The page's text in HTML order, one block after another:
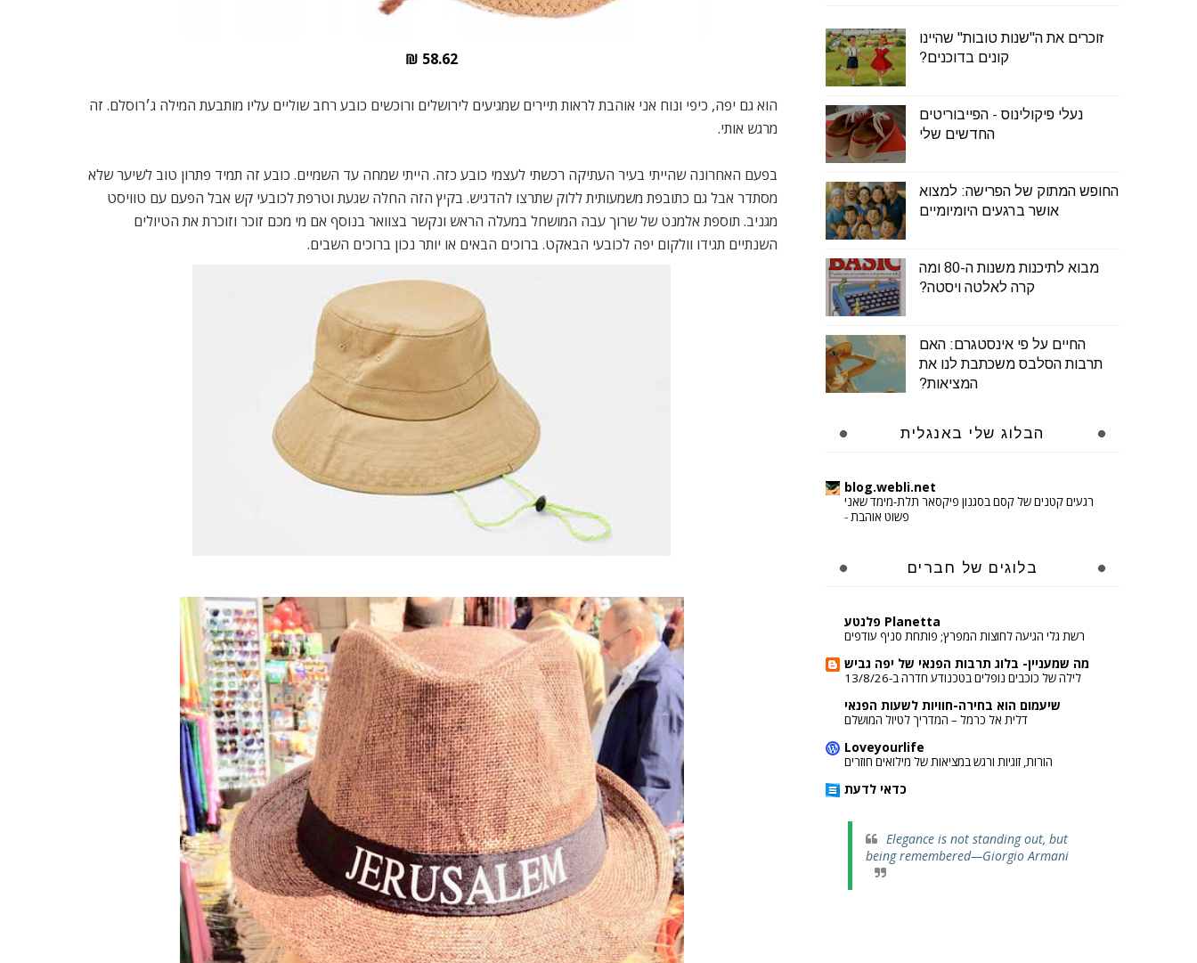
58.62 ₪
הוא גם יפה, כיפי ונוח אני אוהבת לראות תיירים שמגיעים לירושלים ורוכשים כובע רחב שוליים עליו מותבעת המילה ג׳רוסלם. זה
מרגש אותי.
בפעם האחרונה שהייתי בעיר העתיקה רכשתי לעצמי כובע כזה. הייתי שמחה עד השמיים. כובע זה תמיד פתרון טוב לשיער שלא
מסתדר אבל גם כתובפת משמעותית ללוק שתרצו להדגיש. בקיץ הזה החלה שגעת וטרפת לכובעי קש אבל הפעם עם טוויסט
מגניב. תוספת אלמנט של שרוך עבה המושחל במעלה הראש ונקשר בצוואר בנוסף אם מי מכם זוכר וזוכרת את הטיולים
השנתיים תגידו וולקום יפה לכובעי הבאקט. ברוכים הבאים או יותר נכון ברוכים השבים.
זוכרים את ה"שנות טובות" שהיינו
קונים בדוכנים?
נעלי פיקולינוס - הפייבוריטים
החדשים שלי
החופש המתוק של הפרישה: למצוא
אושר ברגעים היומיומיים
מבוא לתיכנות משנות ה-80 ומה
קרה לאלטה ויסטה?
החיים על פי אינסטגרם: האם
תרבות הסלבס משכתבת לנו את
המציאות?
הבלוג שלי באנגלית
blog.webli.net
רגעים קטנים של קסם בסגנון פיקסאר תלת-מימד שאני
פשוט אוהבת -
בלוגים של חברים
Planetta פלנטע
רשת גלי הגיעה לחוצות המפרץ; פותחת סניף עודפים
מה שמעניין- בלוג תרבות הפנאי של יפה גביש
לילה של כוכבים נופלים בטכנודע חדרה ב-13/8/26
שיעמום הוא בחירה-חוויות לשעות הפנאי
דלית אל כרמל – המדריך לטיול המושלם
Loveyourlife
הורות, זוגיות ורגש במציאות של מילואים חוזרים
כדאי לדעת
Elegance is not standing out, but
being remembered—Giorgio Armani